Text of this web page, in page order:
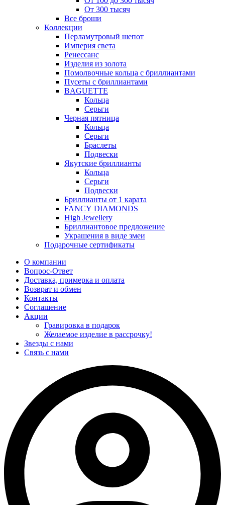
От 300 тысяч
Все броши
Коллекции
Перламутровый шепот
Империя света
Ренессанс
Изделия из золота
Помолвочные кольца с бриллиантами
Пусеты с бриллиантами
BAGUETTE
Кольца
Серьги
Черная пятница
Кольца
Серьги
Браслеты
Подвески
Якутские бриллианты
Кольца
Серьги
Подвески
Бриллианты от 1 карата
FANCY DIAMONDS
High Jewellery
Бриллиантовое предложение
Украшения в виде змеи
Подарочные сертификаты
О компании
Вопрос-Ответ
Доставка, примерка и оплата
Возврат и обмен
Контакты
Соглашение
Акции
Гравировка в подарок
Желаемое изделие в рассрочку!
Звезды с нами
Связь с нами